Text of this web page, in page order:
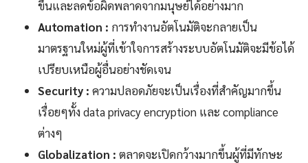
ขึ้นและลดข้อผิดพลาดจากมนุษย์ได้อย่างมาก
Automation : การทำงานอัตโนมัติจะกลายเป็น
มาตรฐานใหม่ผู้ที่เข้าใจการสร้างระบบอัตโนมัติจะมีข้อได้
เปรียบเหนือผู้อื่นอย่างชัดเจน
Security : ความปลอดภัยจะเป็นเรื่องที่สำคัญมากขึ้น
เรื่อยๆทั้ง data privacy encryption และ compliance
ต่างๆ
Globalization : ตลาดจะเปิดกว้างมากขึ้นผู้ที่มีทักษะ